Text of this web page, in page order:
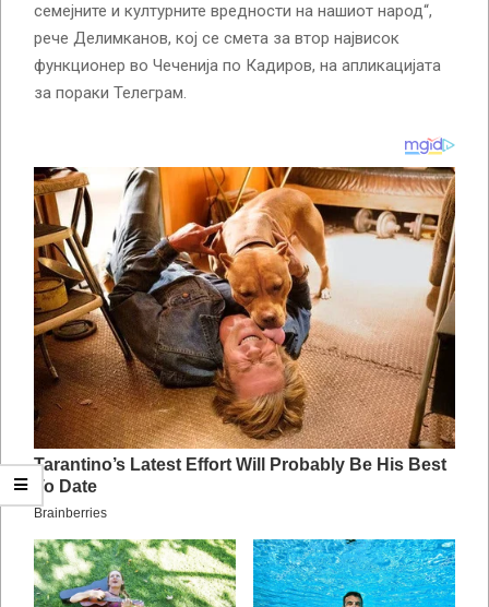
семејните и културните вредности на нашиот народ“,
рече Делимканов, кој се смета за втор највисок
функционер во Чеченија по Кадиров, на апликацијата
за пораки Телеграм.